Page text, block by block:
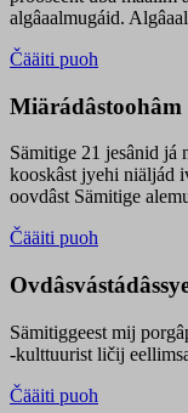
algâaalmugáid.
Čääiti puoh
Miärádâstoohâm
Sämitige 21 jesânid já
kooskâst jyehi niäljád
oovdâst Sämitige
Čääiti puoh
Sämitiggeest mij
-kulttuurist ličij
Čääiti puoh